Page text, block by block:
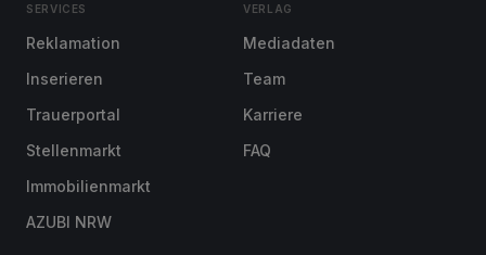
SERVICES
Reklamation
Inserieren
Trauerportal
Stellenmarkt
Immobilienmarkt
AZUBI NRW
VERLAG
Mediadaten
Team
Karriere
FAQ